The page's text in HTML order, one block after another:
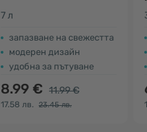
7 л
запазване на свежестта
модерен дизайн
удобна за пътуване
8.99 € 11.99 €
17.58 лв. 23.45 лв.